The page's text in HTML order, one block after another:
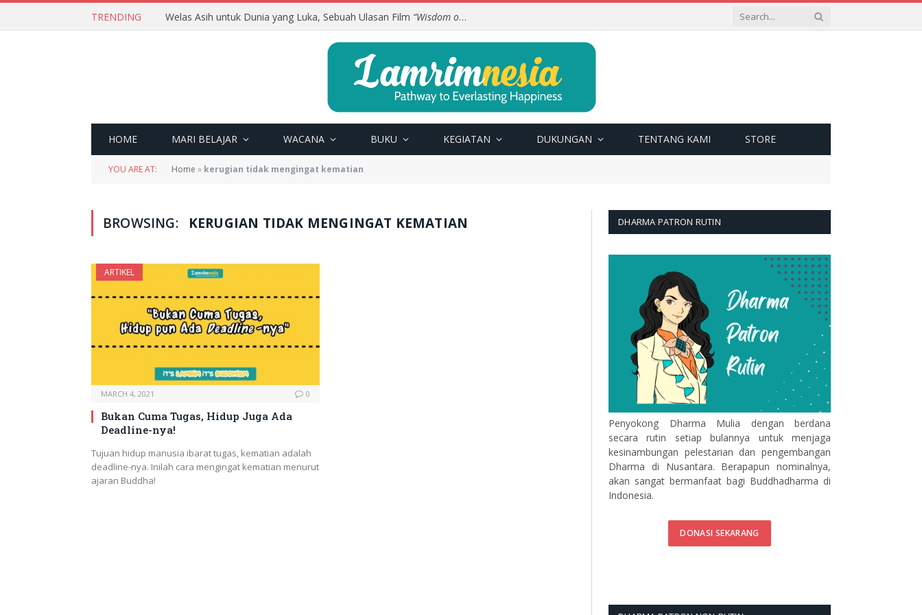
TRENDING Welas Asih untuk Dunia yang Luka, Sebuah Ulasan Film “Wisdom of Happiness”
HOME MARI BELAJAR WACANA BUKU KEGIATAN DUKUNGAN TENTANG KAMI STORE
YOU ARE AT: Home » kerugian tidak mengingat kematian
BROWSING: KERUGIAN TIDAK MENGINGAT KEMATIAN
ARTIKEL
MARCH 4, 2021 0
Bukan Cuma Tugas, Hidup Juga Ada
Deadline-nya!
Tujuan hidup manusia ibarat tugas, kematian adalah
deadline-nya. Inilah cara mengingat kematian menurut
ajaran Buddha!
DHARMA PATRON RUTIN
Penyokong Dharma Mulia dengan berdana
secara rutin setiap bulannya untuk menjaga
kesinambungan pelestarian dan pengembangan
Dharma di Nusantara. Berapapun nominalnya,
akan sangat bermanfaat bagi Buddhadharma di
Indonesia.
DONASI SEKARANG